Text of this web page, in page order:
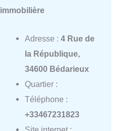
immobilière
Adresse : 4 Rue de
la République,
34600 Bédarieux
Quartier :
Téléphone :
+33467231823